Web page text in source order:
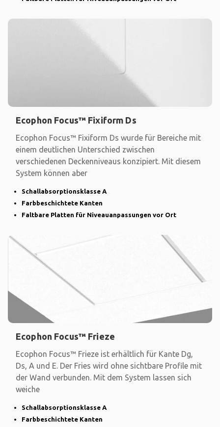
Ecophon Focus™ Fixiform Ds
Ecophon Focus™ Fixiform Ds wurde für Bereiche mit
einem deutlichen Unterschied zwischen
verschiedenen Deckenniveaus konzipiert. Mit diesem
System können aber
Schallabsorptionsklasse A
Farbbeschichtete Kanten
Faltbare Platten für Niveauanpassungen vor Ort
Ecophon Focus™ Frieze
Ecophon Focus™ Frieze ist erhältlich für Kante Dg,
Ds, A und E. Der Fries wird ohne sichtbare Profile mit
der Wand verbunden. Mit dem System lassen sich
weiche
Schallabsorptionsklasse A
Farbbeschichtete Kanten